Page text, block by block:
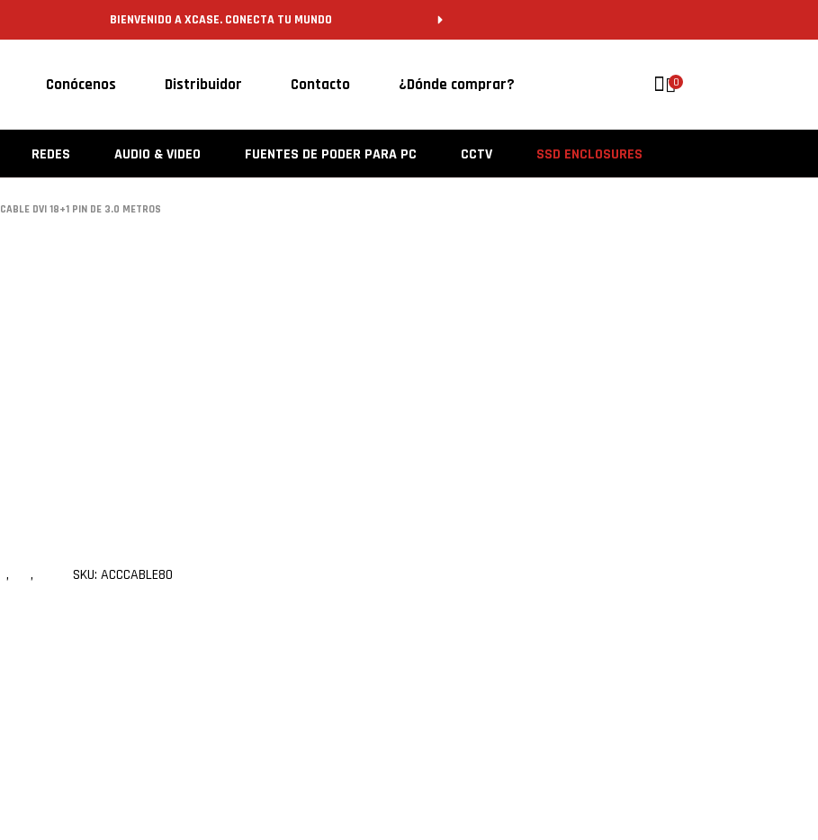
BIENVENIDO A XCASE. CONECTA TU MUNDO
Conócenos Distribuidor Contacto ¿Dónde comprar? 0
REDES AUDIO & VIDEO FUENTES DE PODER PARA PC CCTV SSD ENCLOSURES
CABLE DVI 18+1 PIN DE 3.0 METROS
, , SKU: ACCCABLE80